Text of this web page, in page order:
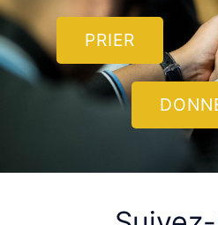
PRIER